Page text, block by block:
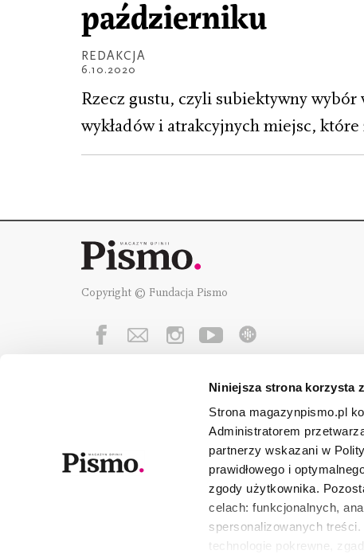
Niniejsza strona korzysta
Strona magazynpismo.pl
Administratorem
partnerzy wskazani w
prawidłowego i
zgody użytkownika.
celach: funkcjonalnych,
spersonalizowanych
technologie pokrewne,
październiku
REDAKCJA
6.10.2020
Rzecz gustu, czyli subiektywny
wykładów i atrakcyjnych miejsc,
Copyright © Fundacja Pismo
Fundację Pismowspierają: